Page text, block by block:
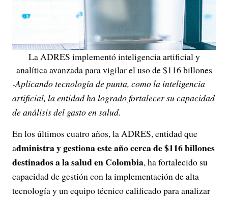
La ADRES implementó inteligencia artificial y
analítica avanzada para vigilar el uso de $116 billones
-Aplicando tecnología de punta, como la inteligencia
artificial, la entidad ha logrado fortalecer su capacidad
de análisis del gasto en salud.
En los últimos cuatro años, la ADRES, entidad que
administra y gestiona este año cerca de $116 billones
destinados a la salud en Colombia, ha fortalecido su
capacidad de gestión con la implementación de alta
tecnología y un equipo técnico calificado para analizar